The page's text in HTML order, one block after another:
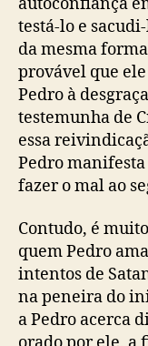
testá-lo e
da mesma
provável que
Pedro à
testemunha de
essa
Pedro
fazer o mal ao
Contudo, é
quem Pedro
intentos de
na peneira do
a Pedro acerca